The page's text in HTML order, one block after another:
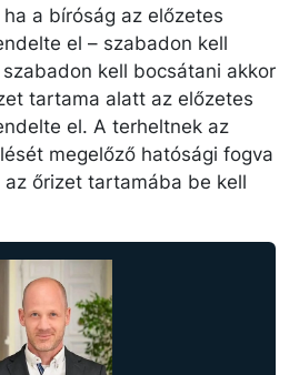
a bíróság az előzetes
el – szabadon kell
kell bocsátani akkor
tartama alatt az előzetes
el. A terheltnek az
megelőző hatósági fogva
őrizet tartamába be kell